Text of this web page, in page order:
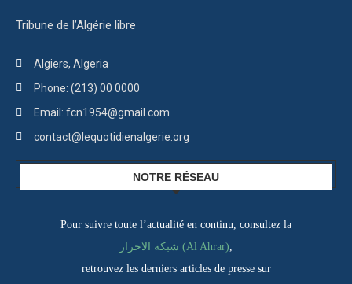
Tribune de l’Algérie libre
Algiers, Algeria
Phone: (213) 00 0000
Email: fcn1954@gmail.com
contact@lequotidienalgerie.org
NOTRE RÉSEAU
Pour suivre toute l’actualité en continu, consultez la
شبكة الاحرار (Al Ahrar),
retrouvez les derniers articles de presse sur